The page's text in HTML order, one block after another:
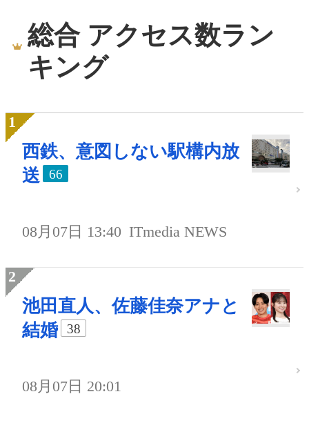
総合 アクセス数ラン
キング
西鉄、意図しない駅構内放
送
66
08月07日 13:40 ITmedia NEWS
池田直人、佐藤佳奈アナと
結婚
38
08月07日 20:01